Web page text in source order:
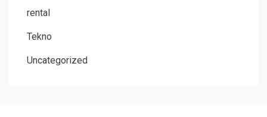
rental
Tekno
Uncategorized